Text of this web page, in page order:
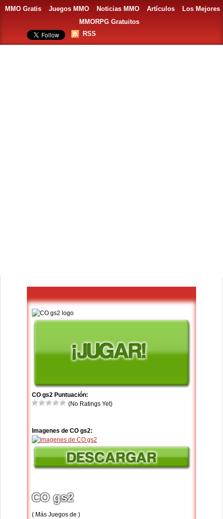
MMO Gratis Juegos MMO Noticias MMO Artículos
Los Mejores
MMORPG Gratuitos
RSS
CO gs2 Puntuación:
(No Ratings Yet)
Imagenes de CO gs2:
CO gs2
( Más Juegos de )